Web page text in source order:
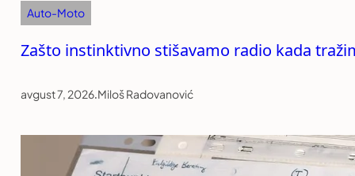
Auto-Moto
Zašto instinktivno stišavamo radio kada
avgust 7, 2026.Miloš Radovanović